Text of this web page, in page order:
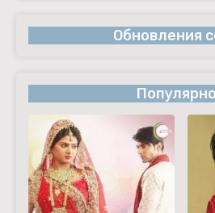
Обновления